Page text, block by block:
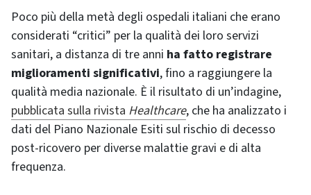
Poco più della metà degli ospedali italiani che erano
considerati “critici” per la qualità dei loro servizi
sanitari, a distanza di tre anni ha fatto registrare
miglioramenti significativi, fino a raggiungere la
qualità media nazionale. È il risultato di un’indagine,
pubblicata sulla rivista Healthcare, che ha analizzato i
dati del Piano Nazionale Esiti sul rischio di decesso
post-ricovero per diverse malattie gravi e di alta
frequenza.